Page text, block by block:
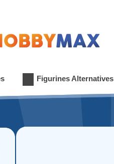
Figurines Alternatives